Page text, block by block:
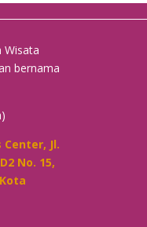
Wisata
bernama
Center, Jl.
No. 15,